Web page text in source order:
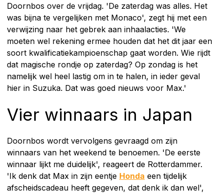
Doornbos over de vrijdag. 'De zaterdag was alles. Het
was bijna te vergelijken met Monaco', zegt hij met een
verwijzing naar het gebrek aan inhaalacties. 'We
moeten wel rekening ermee houden dat het dit jaar een
soort kwalificatiekampioenschap gaat worden. Wie rijdt
dat magische rondje op zaterdag? Op zondag is het
namelijk wel heel lastig om in te halen, in ieder geval
hier in Suzuka. Dat was goed nieuws voor Max.'
Vier winnaars in Japan
Doornbos wordt vervolgens gevraagd om zijn
winnaars van het weekend te benoemen. 'De eerste
winnaar lijkt me duidelijk', reageert de Rotterdammer.
'Ik denk dat Max in zijn eentje Honda een tijdelijk
afscheidscadeau heeft gegeven, dat denk ik dan wel',